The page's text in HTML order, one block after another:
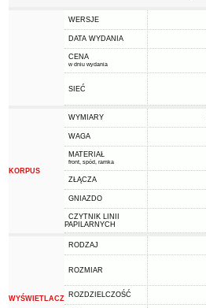
WERSJE
DATA WYDANIA
CENA
w dniu wydania
SIEĆ
KORPUS
WYMIARY
WAGA
MATERIAŁ
front, spód, ramka
ZŁĄCZA
GNIAZDO
CZYTNIK LINII
PAPILARNYCH
WYŚWIETLACZ
RODZAJ
ROZMIAR
ROZDZIELCZOŚĆ